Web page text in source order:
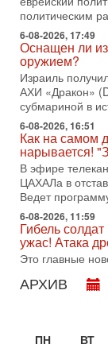
1-08-2026, 17:50
«Русский
раз?
Голоса
меняли
вспомнить
31-07-2026, 17:00
Тайны
молчат Трамп
Недавний
Нетаньяху в
оставили
31-07-2026, 15:18
Иран
хочет
В эфире
по вопросам
31-07-2026, 09:02
Битва за
Сегодня
достижении
политическим
6-08-2026, 17:49
Оснащен ли
оружием?
Израиль
АХИ «Дракон»
субмариной в
6-08-2026, 16:51
Как на самом
нарывается!
В эфире
ЦАХАЛа в
Ведет
6-08-2026, 11:59
Гибель
ужас! Атака
Это главные
АРХИВ
ПН
ВТ